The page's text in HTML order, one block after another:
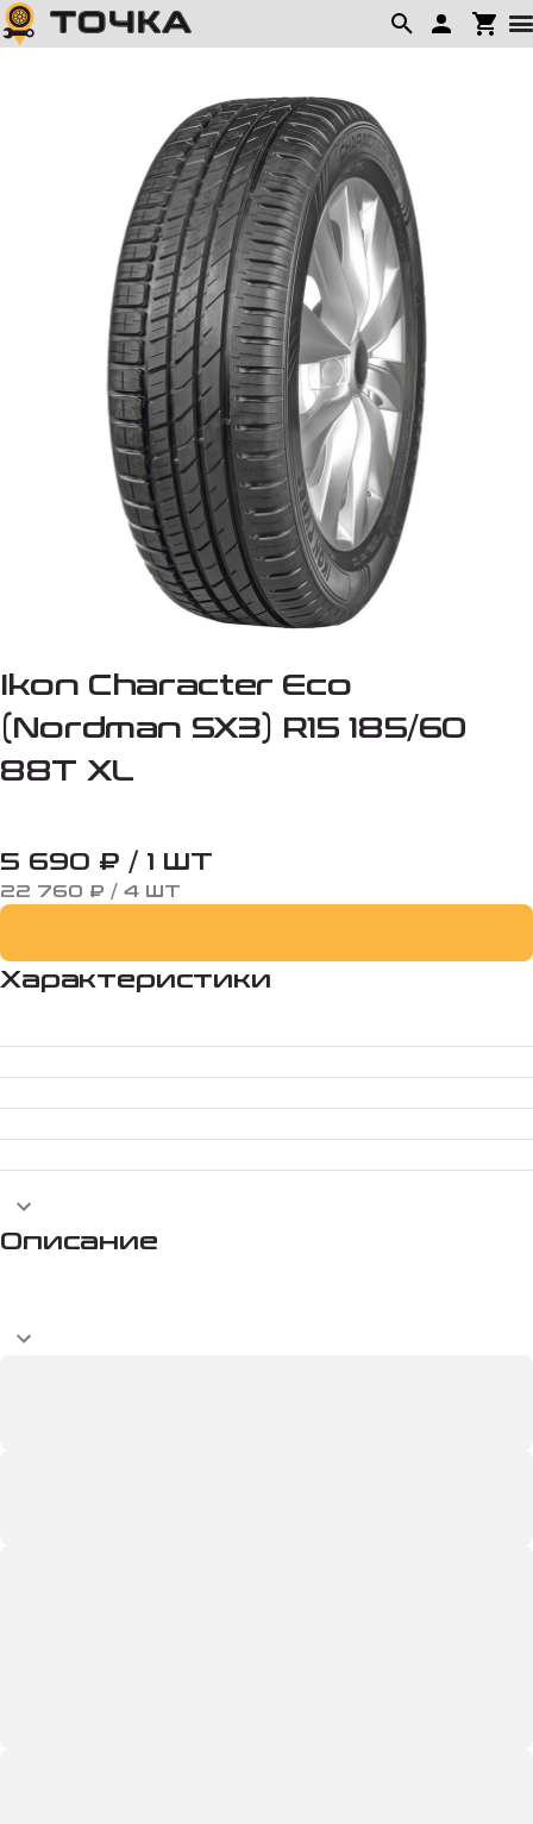
Ikon Character Eco
(Nordman SX3) R15 185/60
88T XL
5 690 ₽ / 1 ШТ
22 760 ₽ / 4 ШТ
Характеристики
Описание